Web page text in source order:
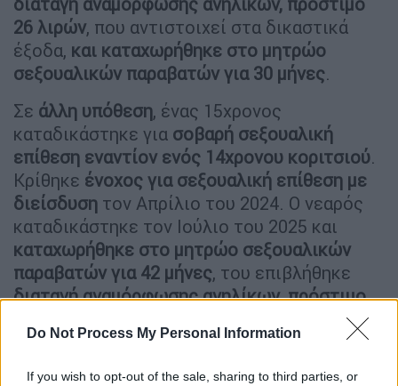
Do Not Process My Personal Information
If you wish to opt-out of the sale, sharing to third parties, or
26 λιρών, που αντιστοιχεί στα δικαστικά
έξοδα, και καταχωρήθηκε στο μητρώο
σεξουαλικών παραβατών για 30 μήνες.
Σε άλλη υπόθεση, ένας 15χρονος
καταδικάστηκε για σοβαρή σεξουαλική
επίθεση εναντίον ενός 14χρονου κοριτσιού.
Κρίθηκε ένοχος για σεξουαλική επίθεση με
διείσδυση τον Απρίλιο του 2024. Ο νεαρός
καταδικάστηκε τον Ιούλιο του 2025 και
καταχωρήθηκε στο μητρώο σεξουαλικών
παραβατών για 42 μήνες, του επιβλήθηκε
διαταγή αναμόρφωσης ανηλίκων,πρόστιμο
26 λιρών και απαγορευτική διαταγή που του
απαγόρευε να πλησιάζει ή να επικοινωνεί με